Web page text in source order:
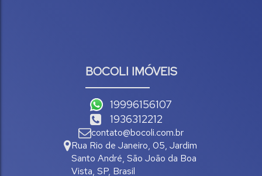
BOCOLI IMÓVEIS
19996156107
1936312212
contato@bocoli.com.br
Rua Rio de Janeiro, 05, Jardim
Santo André, São João da Boa
Vista, SP, Brasil